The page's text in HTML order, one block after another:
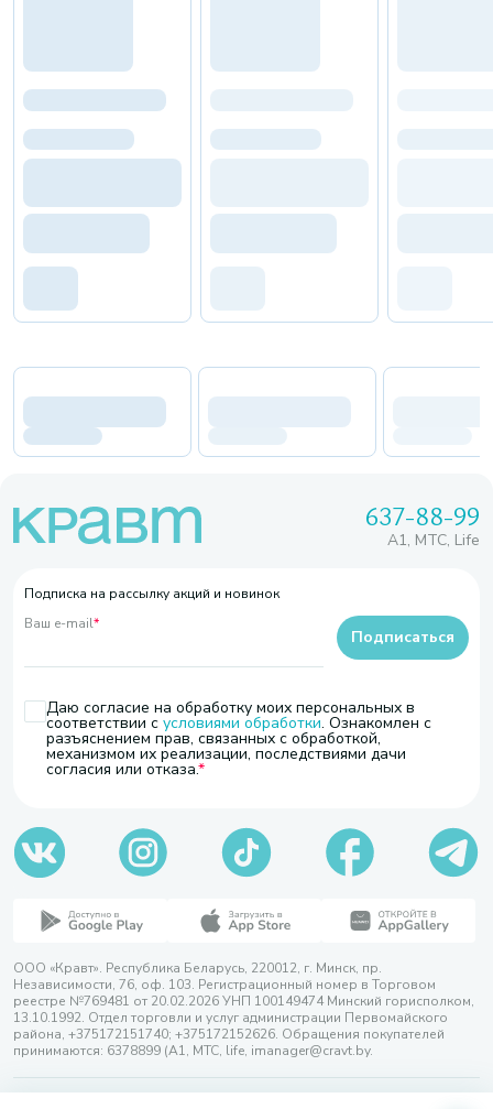
637-88-99
A1, МТС, Life
Подписка на рассылку акций и новинок
Ваш e-mail*
Даю согласие на обработку моих персональных в
соответствии с условиями обработки. Ознакомлен с
разъяснением прав, связанных с обработкой,
механизмом их реализации, последствиями дачи
согласия или отказа.
Подписаться
ООО «Кравт». Республика Беларусь, 220012, г. Минск, пр.
Независимости, 76, оф. 103. Регистрационный номер в Торговом
реестре №769481 от 20.02.2026 УНП 100149474 Минский горисполком,
13.10.1992. Отдел торговли и услуг администрации Первомайского
района, +375172151740; +375172152626. Обращения покупателей
принимаются: 6378899 (А1, МТС, life, imanager@cravt.by.